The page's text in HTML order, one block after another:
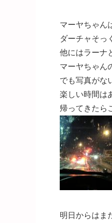
マーヤちゃん
ダーチャそっ
他にはラーナ
マーヤちゃん
でも写真がな
楽しい時間は
帰ってきたら
明日からはま